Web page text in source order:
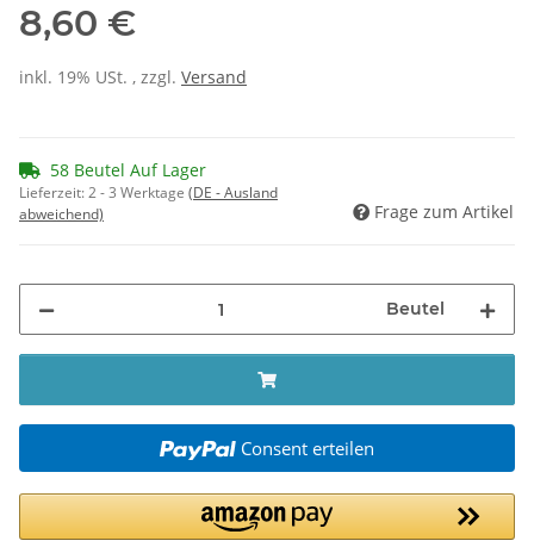
8,60 €
inkl. 19% USt. , zzgl. Versand
58 Beutel Auf Lager
Lieferzeit:2 - 3 Werktage (DE - Ausland
abweichend)
Frage zum Artikel
Beutel
Consent erteilen